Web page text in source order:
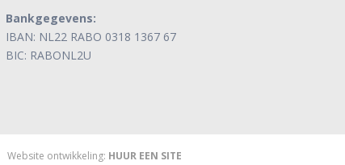
Bankgegevens:
IBAN: NL22 RABO 0318 1367 67
BIC: RABONL2U
Website ontwikkeling: HUUR EEN SITE